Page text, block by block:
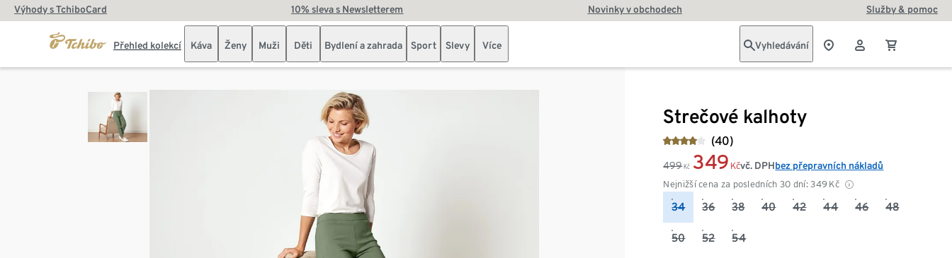
Výhody s TchiboCard 10% sleva s Newsletterem Novinky v obchodech Služby & pomoc
Přehled kolekcí Káva Ženy Muži Děti Bydlení a zahrada Sport Slevy Více Vyhledávání
Strečové kalhoty
(40)
499 Kč 349 Kč
Nejnižší cena za posledních 30 dní: 349 Kč
vč. DPHbez přepravních nákladů
34 36 38 40 42 44 46 48
50 52 54